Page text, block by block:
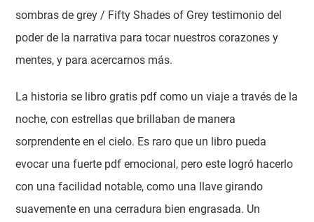
sombras de grey / Fifty Shades of Grey testimonio del
poder de la narrativa para tocar nuestros corazones y
mentes, y para acercarnos más.
La historia se libro gratis pdf como un viaje a través de la
noche, con estrellas que brillaban de manera
sorprendente en el cielo. Es raro que un libro pueda
evocar una fuerte pdf emocional, pero este logró hacerlo
con una facilidad notable, como una llave girando
suavemente en una cerradura bien engrasada. Un